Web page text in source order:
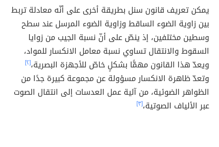
يمكن تعريف قانون سنل بطريقة أخرى على أنّه معادلة تربط
بين زاوية الضوء الساقط وزاوية الضوء المرسل عند سطح
وسطين مختلفين، إذ ينصّ على أنّ نسبة الجيب من زوايا
السقوط والانتقال تساوي نسبة معامل الانكسار للمواد،
ويعدّ هذا القانون مهمًّا بشكلٍ خاصّ للأجهزة البصرية،[٢]
وتعدّ ظاهرة الانكسار مسؤولة عن مجموعة كبيرة جدًا من
الظواهر الضوئية، من آلية عمل العدسات إلى انتقال الصوت
عبر الألياف الصوتية،[٣]